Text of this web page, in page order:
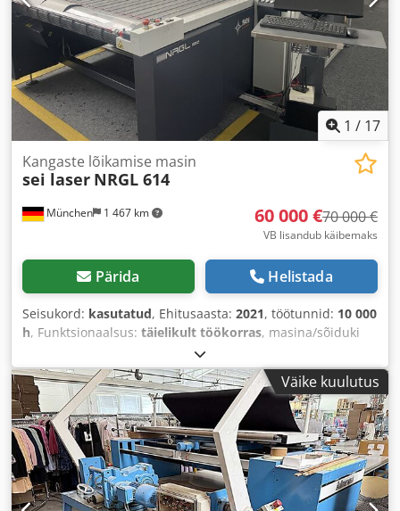
1 / 17
München 1 467 km
Kangaste lõikamise masin
sei laser NRGL 614
60 000 €70 000 €
VB lisandub käibemaks
Pärida Helistada
Seisukord: kasutatud, Ehitusaasta: 2021, töötunnid: 10 000
h, Funktsionaalsus: täielikult töökorras, masina/sõiduki
, sisendtüüpi vool:
kogulaius:3 340 mm, sisendpinge:400 V, sisendvool:19 A,
Väike kuulutus